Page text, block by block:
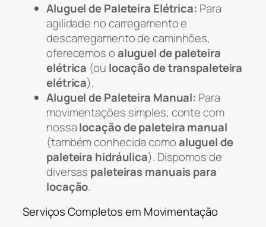
Aluguel de Paleteira Elétrica: Para
agilidade no carregamento e
descarregamento de caminhões,
oferecemos oaluguel de paleteira
elétrica (ou locação de transpaleteira
elétrica).
Aluguel de Paleteira Manual: Para
movimentações simples, conte com
nossalocação de paleteira manual
(também conhecida comoaluguel de
paleteira hidráulica). Dispomos de
diversas paleteiras manuais para
locação.
Serviços Completos em Movimentação